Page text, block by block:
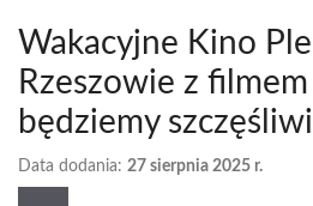
Wakacyjne Kino
Rzeszowie z
będziemy
Data dodania: 27 sierpnia 2025 r.